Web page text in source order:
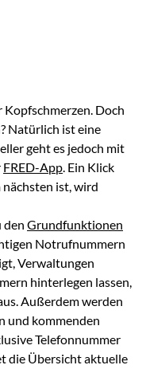
Doch
Natürlich ist eine
geht es jedoch mit
FRED-App. Ein Klick
ist, wird
den Grundfunktionen
Notrufnummern
Verwaltungen
hinterlegen lassen,
Außerdem werden
und kommenden
Telefonnummer
die Übersicht aktuelle